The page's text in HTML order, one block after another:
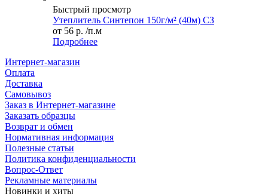
Быстрый просмотр
Утеплитель Синтепон 150г/м² (40м) СЗ
от 56 р. /п.м
Подробнее
Интернет-магазин
Оплата
Доставка
Самовывоз
Заказ в Интернет-магазине
Заказать образцы
Возврат и обмен
Нормативная информация
Полезные статьи
Политика конфиденциальности
Вопрос-Ответ
Рекламные материалы
Новинки и хиты